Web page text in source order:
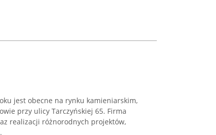
jest obecne na rynku kamieniarskim,
przy ulicy Tarczyńskiej 65. Firma
realizacji różnorodnych projektów,